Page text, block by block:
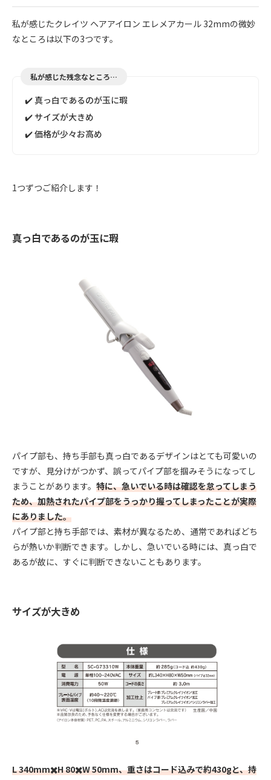
私が感じたクレイツ ヘアアイロン エレメアカール 32mmの微妙
なところは以下の3つです。
私が感じた残念なところ…
✔️ 真っ白であるのが玉に瑕
✔️ サイズが大きめ
✔️ 価格が少々お高め
1つずつご紹介します！
真っ白であるのが玉に瑕
パイプ部も、持ち手部も真っ白であるデザインはとても可愛いの
ですが、見分けがつかず、誤ってパイプ部を掴みそうになってし
まうことがあります。 特に、急いでいる時は確認を怠ってしまう
ため、加熱されたパイプ部をうっかり握ってしまったことが実際
にありました。
パイプ部と持ち手部では、素材が異なるため、通常であればどち
らが熱いか判断できます。しかし、急いでいる時には、真っ白で
あるが故に、すぐに判断できないこともあります。
サイズが大きめ
L 340mm✖️H 80✖️W 50mm、重さはコード込みで約430gと、持